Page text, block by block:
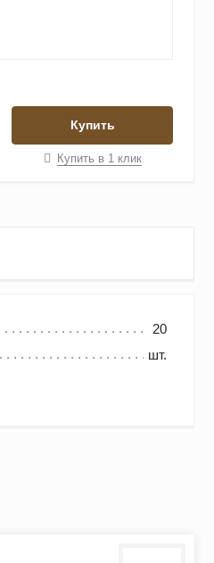
Купить
Купить в 1 клик
20
шт.